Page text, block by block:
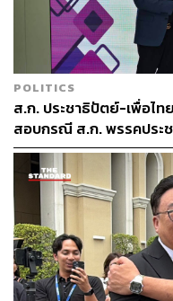
POLITICS
ส.ก. ประชาธิปัตย์-เพื่อไ
สอบกรณี ส.ก. พรรคประ